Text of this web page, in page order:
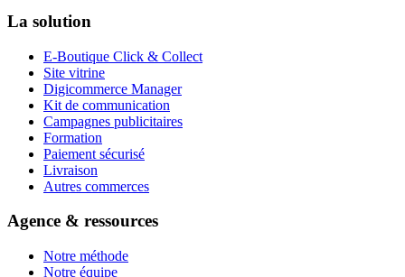
La solution
E-Boutique Click & Collect
Site vitrine
Digicommerce Manager
Kit de communication
Campagnes publicitaires
Formation
Paiement sécurisé
Livraison
Autres commerces
Agence & ressources
Notre méthode
Notre équipe